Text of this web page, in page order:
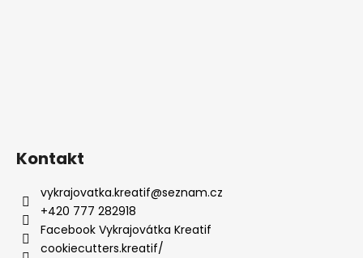
Kontakt
vykrajovatka.kreatif@seznam.cz
+420 777 282918
Facebook Vykrajovátka Kreatif
cookiecutters.kreatif/